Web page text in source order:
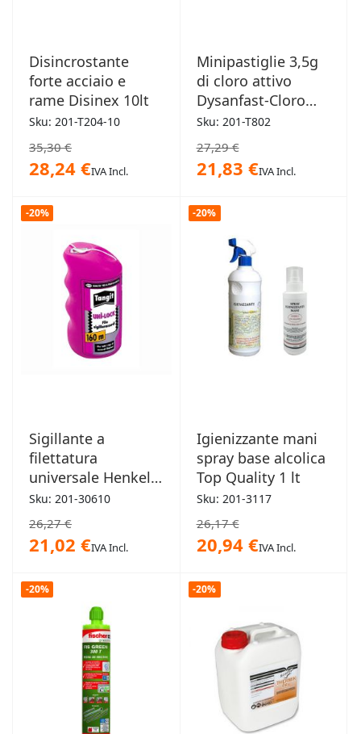
Disincrostante
forte acciaio e
rame Disinex 10lt
Sku: 201-T204-10
35,30 €
28,24 €IVA Incl.
Minipastiglie 3,5g
di cloro attivo
Dysanfast-Cloro
1kg
Sku: 201-T802
27,29 €
21,83 €IVA Incl.
-20%
Sigillante a
filettatura
universale Henkel
160mt
Sku: 201-30610
26,27 €
21,02 €IVA Incl.
-20%
Igienizzante mani
spray base alcolica
Top Quality 1 lt
Sku: 201-3117
26,17 €
20,94 €IVA Incl.
-20% -20%